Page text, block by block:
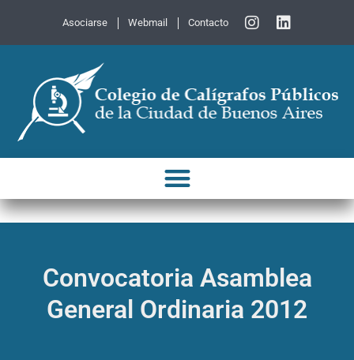
Asociarse Webmail Contacto
Convocatoria Asamblea
General Ordinaria 2012